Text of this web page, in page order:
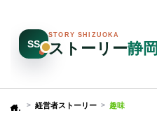
SS
STORY SHIZUOKA
ストーリー静岡
Home 経営者ストーリー 趣味